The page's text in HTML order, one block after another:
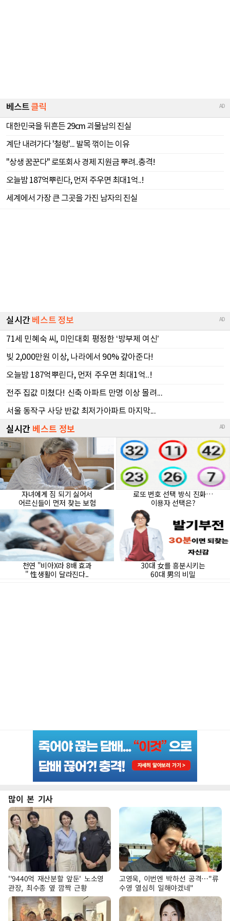
많이 본 기사
''9440억 재산분할 앞둔' 노소영
관장, 최수종 옆 깜짝 근황
고영욱, 이번엔 박하선 공격…"류
수영 열심히 일해야겠네"